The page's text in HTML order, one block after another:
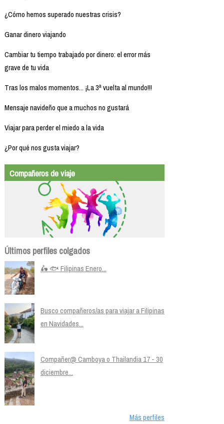
¿Cómo hemos superado nuestras crisis?
Ganar dinero viajando
Cambiar tu tiempo trabajado por dinero: el error más
grave de tu vida
Tras los malos momentos... ¡La 3ª vuelta al mundo!!!
Mensaje navideño que a muchos no gustará
Viajar para perder el miedo a la vida
¿Por qué nos gusta viajar?
Compañeros de viaje
Últimos perfiles colgados
🛵 🐟 Filipinas Enero...
Busco compañeros/as para viajar a Filipinas
en Navidades...
Compañer@ Camboya o Thailandia 17 - 30
diciembre...
Más perfiles